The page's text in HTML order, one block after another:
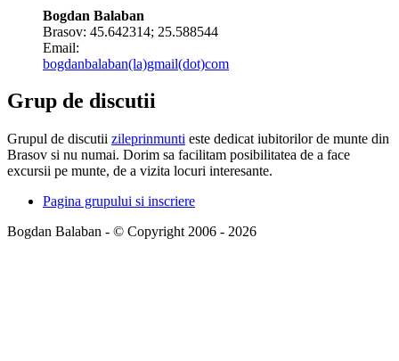
Bogdan Balaban
Brasov: 45.642314; 25.588544
Email:
bogdanbalaban(la)gmail(dot)com
Grup de discutii
Grupul de discutii zileprinmunti este dedicat iubitorilor de munte din
Brasov si nu numai. Dorim sa facilitam posibilitatea de a face
excursii pe munte, de a vizita locuri interesante.
Pagina grupului si inscriere
Bogdan Balaban - © Copyright 2006 - 2026